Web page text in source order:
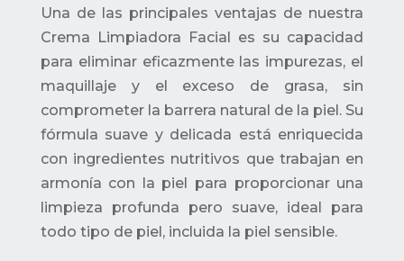
Una de las principales ventajas de nuestra
Crema Limpiadora Facial es su capacidad
para eliminar eficazmente las impurezas, el
maquillaje y el exceso de grasa, sin
comprometer la barrera natural de la piel. Su
fórmula suave y delicada está enriquecida
con ingredientes nutritivos que trabajan en
armonía con la piel para proporcionar una
limpieza profunda pero suave, ideal para
todo tipo de piel, incluida la piel sensible.